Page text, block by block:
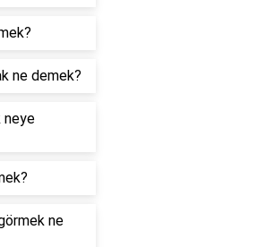
ne demek?
neye
ne